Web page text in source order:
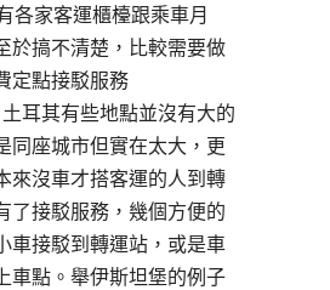
各家客運櫃檯跟乘車月
於搞不清楚，比較需要做
定點接駁服務
土耳其有些地點並沒有大的
同座城市但實在太大，更
來沒車才搭客運的人到轉
了接駁服務，幾個方便的
車接駁到轉運站，或是車
車點。舉伊斯坦堡的例子